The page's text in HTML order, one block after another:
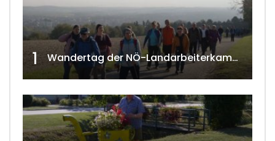
1 Wandertag der NÖ-Landarbeiterkammer in Hollabrunn 2024